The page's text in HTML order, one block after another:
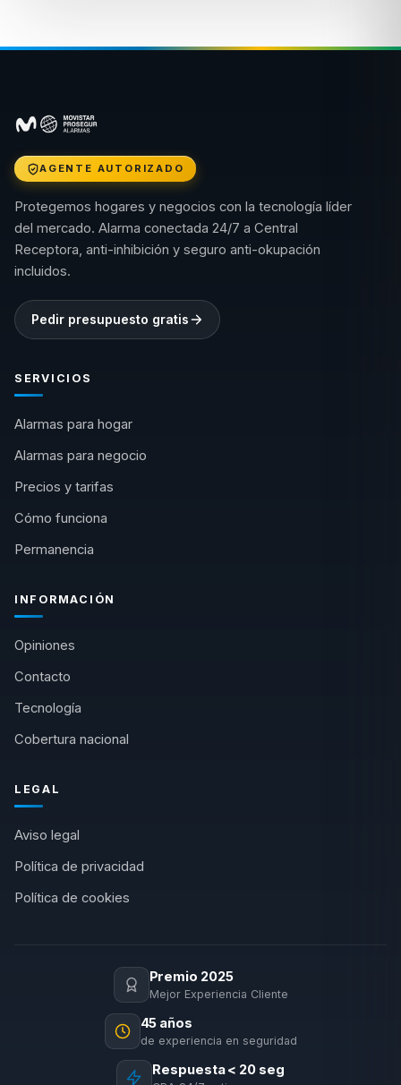
AGENTE AUTORIZADO
Protegemos hogares y negocios con la tecnología líder
del mercado. Alarma conectada 24/7 a Central
Receptora, anti-inhibición y seguro anti-okupación
incluidos.
Pedir presupuesto gratis
SERVICIOS
Alarmas para hogar
Alarmas para negocio
Precios y tarifas
Cómo funciona
Permanencia
INFORMACIÓN
Opiniones
Contacto
Tecnología
Cobertura nacional
LEGAL
Aviso legal
Política de privacidad
Política de cookies
Premio 2025
Mejor Experiencia Cliente
45 años
de experiencia en seguridad
Respuesta < 20 seg